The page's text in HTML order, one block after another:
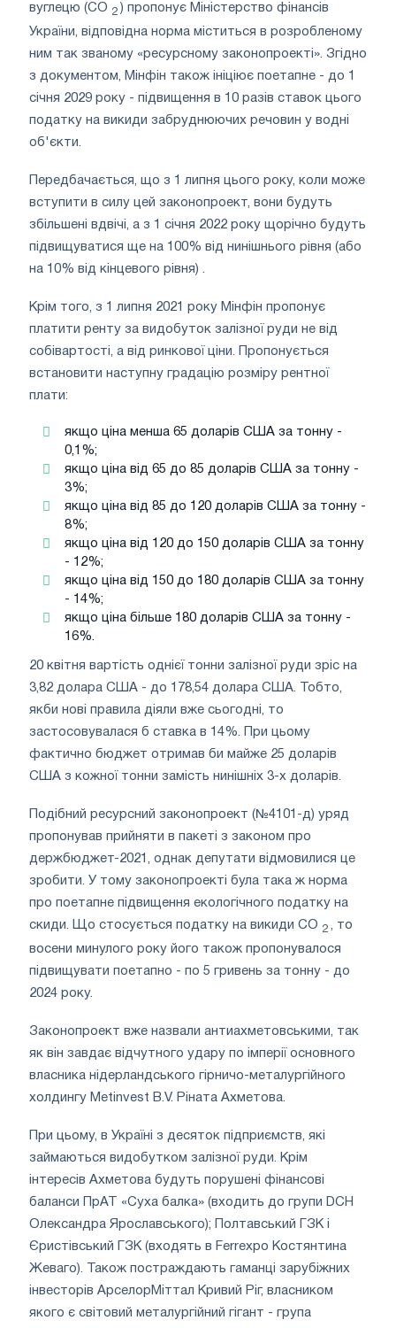
вуглецю (CO 2 ) пропонує Міністерство фінансів
України, відповідна норма міститься в розробленому
ним так званому «ресурсному законопроекті». Згідно
з документом, Мінфін також ініціює поетапне - до 1
січня 2029 року - підвищення в 10 разів ставок цього
податку на викиди забруднюючих речовин у водні
об'єкти.
Передбачається, що з 1 липня цього року, коли може
вступити в силу цей законопроект, вони будуть
збільшені вдвічі, а з 1 січня 2022 року щорічно будуть
підвищуватися ще на 100% від нинішнього рівня (або
на 10% від кінцевого рівня) .
Крім того, з 1 липня 2021 року Мінфін пропонує
платити ренту за видобуток залізної руди не від
собівартості, а від ринкової ціни. Пропонується
встановити наступну градацію розміру рентної
плати:
якщо ціна менша 65 доларів США за тонну -
0,1%;
якщо ціна від 65 до 85 доларів США за тонну -
3%;
якщо ціна від 85 до 120 доларів США за тонну -
8%;
якщо ціна від 120 до 150 доларів США за тонну
- 12%;
якщо ціна від 150 до 180 доларів США за тонну
- 14%;
якщо ціна більше 180 доларів США за тонну -
16%.
20 квітня вартість однієї тонни залізної руди зріс на
3,82 долара США - до 178,54 долара США. Тобто,
якби нові правила діяли вже сьогодні, то
застосовувалася б ставка в 14%. При цьому
фактично бюджет отримав би майже 25 доларів
США з кожної тонни замість нинішніх 3-х доларів.
Подібний ресурсний законопроект (№4101-д) уряд
пропонував прийняти в пакеті з законом про
держбюджет-2021, однак депутати відмовилися це
зробити. У тому законопроекті була така ж норма
про поетапне підвищення екологічного податку на
скиди. Що стосується податку на викиди CO 2
, то
восени минулого року його також пропонувалося
підвищувати поетапно - по 5 гривень за тонну - до
2024 року.
Законопроект вже назвали антиахметовськими, так
як він завдає відчутного удару по імперії основного
власника нідерландського гірничо-металургійного
холдингу Metinvest B.V. Ріната Ахметова.
При цьому, в Україні з десяток підприємств, які
займаються видобутком залізної руди. Крім
інтересів Ахметова будуть порушені фінансові
баланси ПрАТ «Суха балка» (входить до групи DCH
Олександра Ярославського); Полтавський ГЗК і
Єристівський ГЗК (входять в Ferrexpo Костянтина
Жеваго). Також постраждають гаманці зарубіжних
інвесторів АрселорМіттал Кривий Ріг, власником
якого є світовий металургійний гігант - група